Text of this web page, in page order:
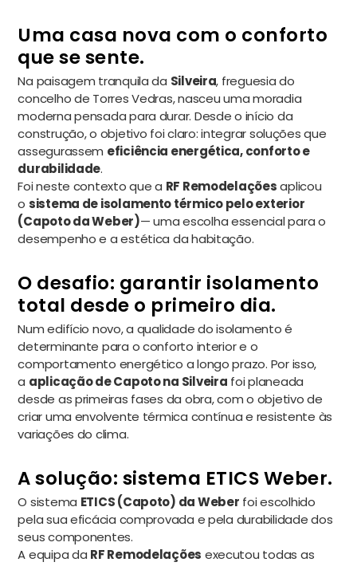
Uma casa nova com o conforto
que se sente.
Na paisagem tranquila da Silveira, freguesia do
concelho de Torres Vedras, nasceu uma moradia
moderna pensada para durar. Desde o início da
construção, o objetivo foi claro: integrar soluções que
assegurassem eficiência energética, conforto e
durabilidade.
Foi neste contexto que a RF Remodelaçõesaplicou
o sistema de isolamento térmico pelo exterior
(Capoto da Weber)— uma escolha essencial para o
desempenho e a estética da habitação.
O desafio: garantir isolamento
total desde o primeiro dia.
Num edifício novo, a qualidade do isolamento é
determinante para o conforto interior e o
comportamento energético a longo prazo. Por isso,
a aplicação de Capoto na Silveira foi planeada
desde as primeiras fases da obra, com o objetivo de
criar uma envolvente térmica contínua e resistente às
variações do clima.
A solução: sistema ETICS Weber.
O sistema ETICS (Capoto) da Weber foi escolhido
pela sua eficácia comprovada e pela durabilidade dos
seus componentes.
A equipa da RF Remodelações executou todas as